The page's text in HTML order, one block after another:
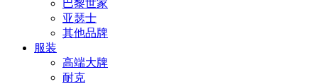
巴黎世家
亚瑟士
其他品牌
服装
高端大牌
耐克